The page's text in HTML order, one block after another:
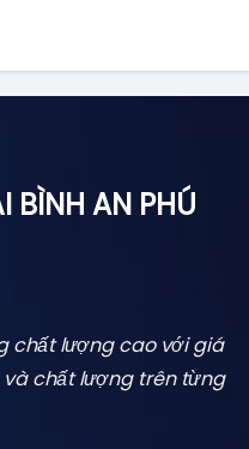
BÌNH AN PHÚ
chất lượng cao với giá
chất lượng trên từng